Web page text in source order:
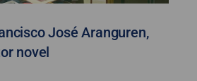
José Aranguren,
novel